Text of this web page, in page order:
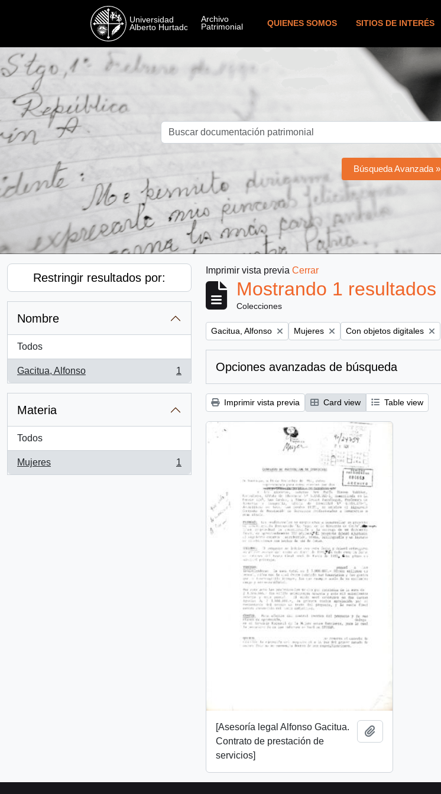
QUIENES SOMOS SITIOS DE INTERÉS
Búsqueda Avanzada »
Restringir resultados por:
Nombre
Todos
Gacitua, Alfonso
, 1 resultados
1
Materia
Todos
Mujeres
, 1 resultados
1
Imprimir vista previa Cerrar
Mostrando 1 resultados
Colecciones
Remove filter:
Gacitua, Alfonso Remove filter:
Mujeres Remove filter:
Con objetos digitales
Opciones avanzadas de búsqueda
Imprimir vista previa Card view Table view
[Asesoría legal Alfonso Gacitua.
Contrato de prestación de
servicios]